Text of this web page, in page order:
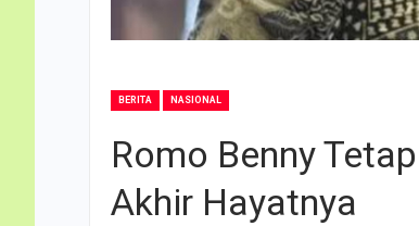
BERITA NASIONAL
Romo Benny
Akhir Hayatnya